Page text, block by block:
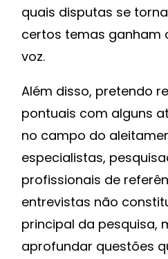
quais disputas se
certos temas ganham
voz.
Além disso, pretendo
pontuais com alguns
no campo do
especialistas,
profissionais de
entrevistas não
principal da pesquisa,
aprofundar questões